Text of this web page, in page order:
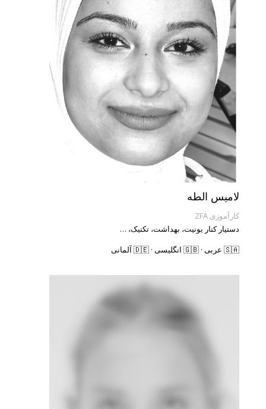
لامیس الطه
کارآموزی ZFA
دستیار کنار یونیت، بهداشت، تکنیک، …
🇸🇦 عربی · 🇬🇧 انگلیسی · 🇩🇪 آلمانی